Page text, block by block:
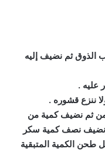
الذوق ثم نضيف إليه
عليه .
ننزع قشوره .
ثم نضيف كمية من
ونضيف نصف كمية سكر
طحن الكمية المتبقية